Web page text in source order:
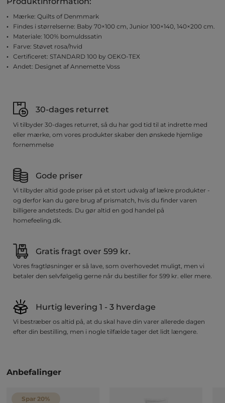
Mærke: Quilts of Denmmark
Findes i størrelserne: Baby 70×100 cm, Junior 100×140, 140×200 cm.
Materiale: 100% bomuldssatin
Farve: Støvet rosa/hvid
Certificeret: STANDARD 100 by OEKO-TEX
Andet: Designet af Annemette Voss
30-dages returret
Vi tilbyder 30-dages returret, så du har god tid til at indrette med
eller mærke, om vores produkter skaber den ønskede hjemlige
fornemmelse
Gode priser
Vi tilbyder altid gode priser på et stort udvalg af lækre produkter -
og derfor kan du gøre brug af prismatch, hvis du finder varen
billigere andetsteds. Du gør altid en god handel på
homefeeling.dk.
Gratis fragt over 599 kr.
Vores fragtløsninger er så lave, som overhovedet muligt, men vi
betaler den selvfølgelig gerne når du bestiller for 599 kr. eller mere.
Hurtig levering 1 - 3 hverdage
Vi bestræber os altid på, at du skal have din varer allerede dagen
efter din bestilling, men i nogle tilfælde tager det lidt længere.
Anbefalinger
Spar 20%